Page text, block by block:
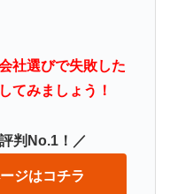
社選びで失敗した
てみましょう！
判No.1！／
ジはコチラ